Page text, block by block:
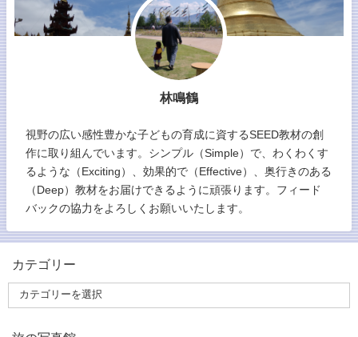
林鳴鶴
視野の広い感性豊かな子どもの育成に資するSEED教材の創
作に取り組んでいます。シンプル（Simple）で、わくわくす
るような（Exciting）、効果的で（Effective）、奥行きのある
（Deep）教材をお届けできるように頑張ります。フィード
バックの協力をよろしくお願いいたします。
カテゴリー